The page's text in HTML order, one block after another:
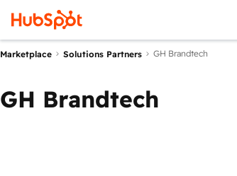
Marketplace Solutions Partners GH Brandtech
GH Brandtech